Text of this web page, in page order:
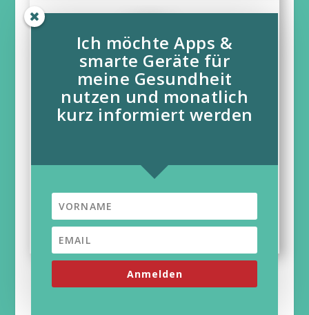
(vom BfArM* geprüft)
Ich möchte Apps &
smarte Geräte für
meine Gesundheit
nutzen und monatlich
kurz informiert werden
Anmelden